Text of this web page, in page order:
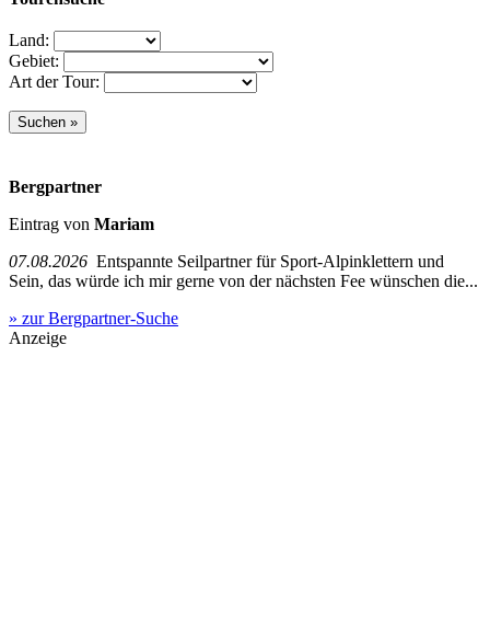
Land:
Gebiet:
Art der Tour:
Bergpartner
Eintrag von Mariam
07.08.2026 Entspannte Seilpartner für Sport-Alpinklettern und
Sein, das würde ich mir gerne von der nächsten Fee wünschen die...
» zur Bergpartner-Suche
Anzeige